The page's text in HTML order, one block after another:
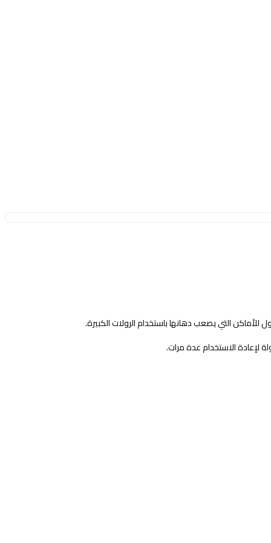
للأماكن التي يصعب دهانها باستخدام الرولات الكبيرة.